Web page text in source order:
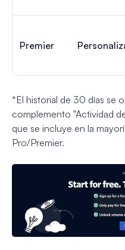
Premier
*El historial de 30 días se
complemento "Actividad
que se incluye en la
Pro/Premier.